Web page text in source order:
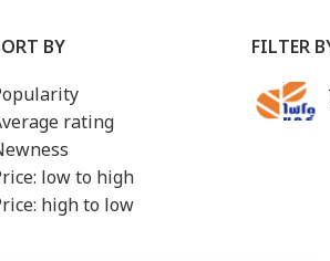
BY
rating
low to high
high to low
FILTER